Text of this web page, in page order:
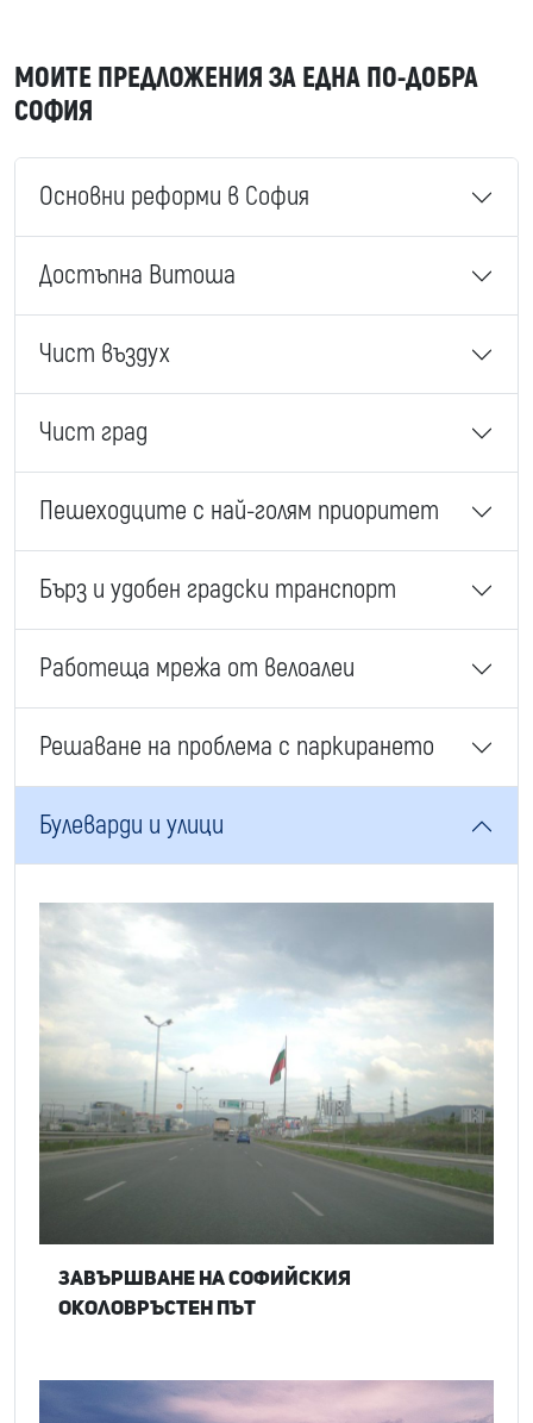
МОИТЕ ПРЕДЛОЖЕНИЯ ЗА ЕДНА ПО-ДОБРА
СОФИЯ
Основни реформи в София
Достъпна Витоша
Чист въздух
Чист град
Пешеходците с най-голям приоритет
Бърз и удобен градски транспорт
Работеща мрежа от велоалеи
Решаване на проблема с паркирането
Булеварди и улици
Завършване на софийския
околовръстен път